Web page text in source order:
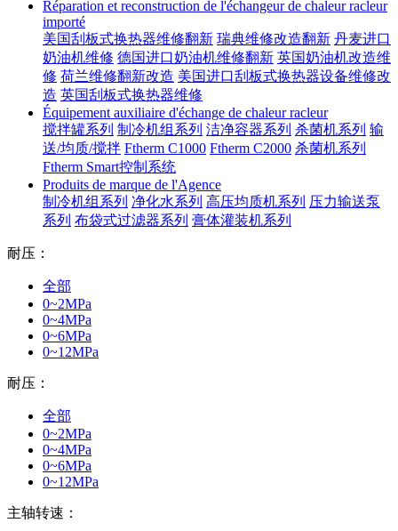
Réparation et reconstruction de l'échangeur de chaleur racleur
importé
美国刮板式换热器维修翻新 瑞典维修改造翻新 丹麦进口
奶油机维修 德国进口奶油机维修翻新 英国奶油机改造维
修 荷兰维修翻新改造 美国进口刮板式换热器设备维修改
造 英国刮板式换热器维修
Équipement auxiliaire d'échange de chaleur racleur
搅拌罐系列 制冷机组系列 洁净容器系列 杀菌机系列 输
送/均质/搅拌 Ftherm C1000 Ftherm C2000 杀菌机系列
Ftherm Smart控制系统
Produits de marque de l'Agence
制冷机组系列 净化水系列 高压均质机系列 压力输送泵
系列 布袋式过滤器系列 膏体灌装机系列
耐压：
全部
0~2MPa
0~4MPa
0~6MPa
0~12MPa
耐压：
全部
0~2MPa
0~4MPa
0~6MPa
0~12MPa
主轴转速：